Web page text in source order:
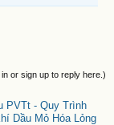
or sign up to reply here.)
PVTt - Quy Trình
Dầu Mỏ Hóa Lỏng